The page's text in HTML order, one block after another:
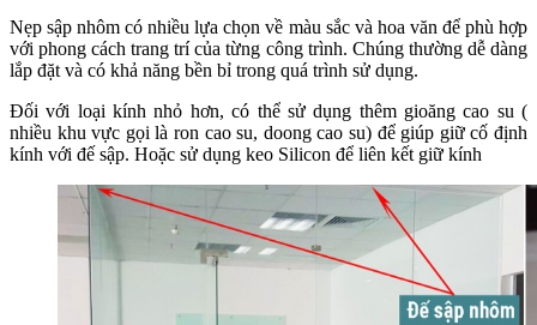
Nẹp sập nhôm có nhiều lựa chọn về màu sắc và hoa văn để phù hợp
với phong cách trang trí của từng công trình. Chúng thường dễ dàng
lắp đặt và có khả năng bền bỉ trong quá trình sử dụng.
Đối với loại kính nhỏ hơn, có thể sử dụng thêm gioăng cao su (
nhiều khu vực gọi là ron cao su, doong cao su) để giúp giữ cố định
kính với đế sập. Hoặc sử dụng keo Silicon để liên kết giữ kính